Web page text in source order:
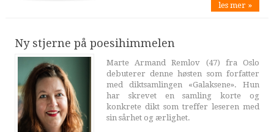
les mer »
Ny stjerne på poesihimmelen
Marte Armand Remlov (47) fra Oslo
debuterer denne høsten som forfatter
med diktsamlingen «Galaksene». Hun
har skrevet en samling korte og
konkrete dikt som treffer leseren med
sin sårhet og ærlighet.